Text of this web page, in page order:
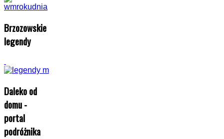
Brzozowskie
legendy
Daleko od
domu -
portal
podróżnika